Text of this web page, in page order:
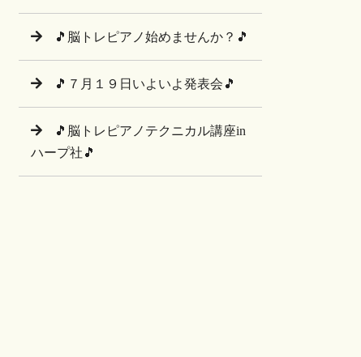
🎵脳トレピアノ始めませんか？🎵
🎵７月１９日いよいよ発表会🎵
🎵脳トレピアノテクニカル講座in
ハープ社🎵